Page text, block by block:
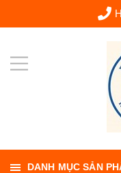
DANH MỤC SẢN